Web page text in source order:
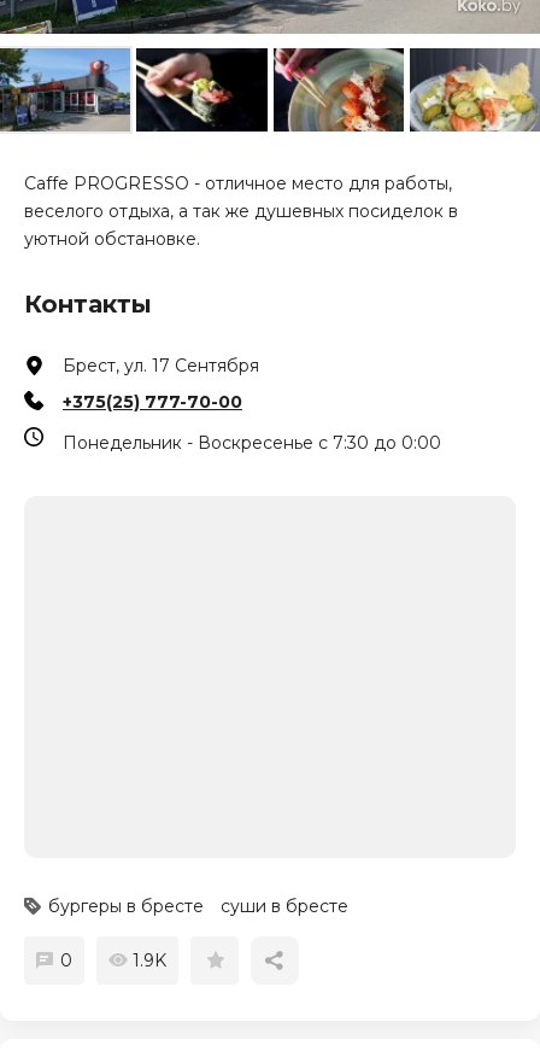
Caffe PROGRESSO - отличное место для работы,
веселого отдыха, а так же душевных посиделок в
уютной обстановке.
Контакты
Брест, ул. 17 Сентября
+375(25) 777-70-00
Понедельник - Воскресенье с 7:30 до 0:00
бургеры в бресте суши в бресте
0 1.9K